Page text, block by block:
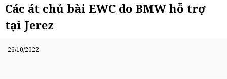
Các át chủ bài EWC do BMW hỗ trợ
tại Jerez
26/10/2022